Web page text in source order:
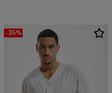
-35%